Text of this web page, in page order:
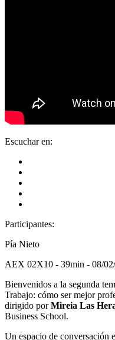
Escuchar en:
Participantes:
Pía Nieto
AEX 02X10 - 39min - 08/
Bienvenidos a la segunda
Trabajo: cómo ser mejor
dirigido porMireia Las
Business School.
Un espacio de conversación